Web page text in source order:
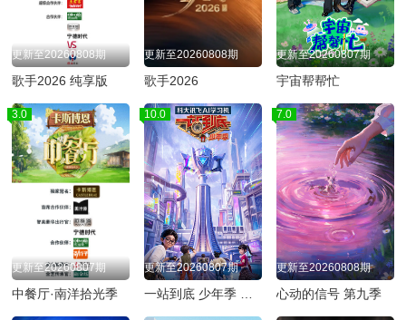
更新至20260808期
歌手2026 纯享版
更新至20260808期
歌手2026
更新至20260807期
宇宙帮帮忙
3.0
更新至20260807期
中餐厅·南洋拾光季
10.0
更新至20260807期
7.0
更新至20260808期
心动的信号 第九季